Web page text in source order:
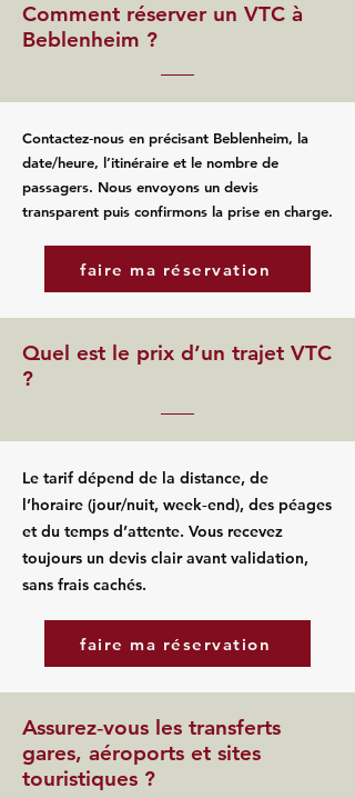
Comment réserver un VTC à
Beblenheim ?
Contactez‑nous en précisant Beblenheim, la
date/heure, l’itinéraire et le nombre de
passagers. Nous envoyons un devis
transparent puis confirmons la prise en charge.
faire ma réservation
Quel est le prix d’un trajet VTC
?
Le tarif dépend de la distance, de
l’horaire (jour/nuit, week‑end), des péages
et du temps d’attente. Vous recevez
toujours un devis clair avant validation,
sans frais cachés.
faire ma réservation
Assurez‑vous les transferts
gares, aéroports et sites
touristiques ?